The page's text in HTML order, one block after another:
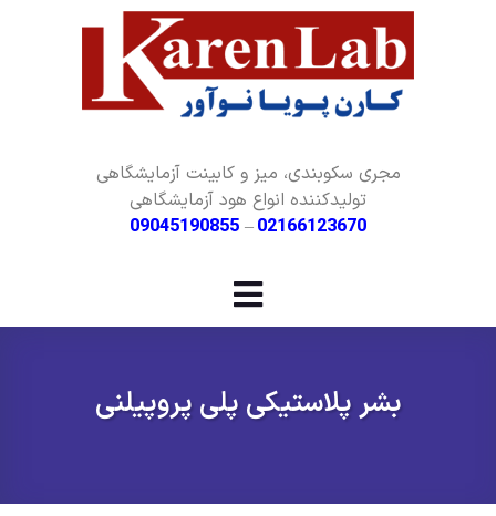
مجری سکوبندی، میز و کابینت آزمایشگاهی
تولیدکننده انواع هود آزمایشگاهی
02166123670
–
09045190855
بشر پلاستیکی پلی پروپیلنی